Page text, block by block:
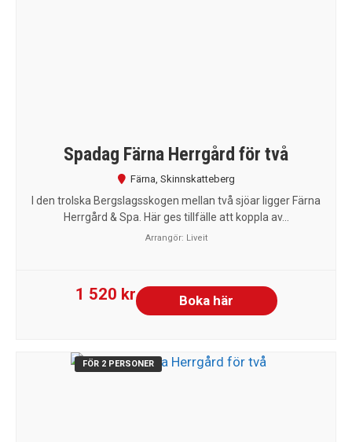
Spadag Färna Herrgård för två
Färna Skinnskatteberg
I den trolska Bergslagsskogen mellan två sjöar ligger Färna
Herrgård & Spa. Här ges tillfälle att koppla av...
Arrangör: Liveit
1 520 kr Boka här
FÖR 2 PERSONER